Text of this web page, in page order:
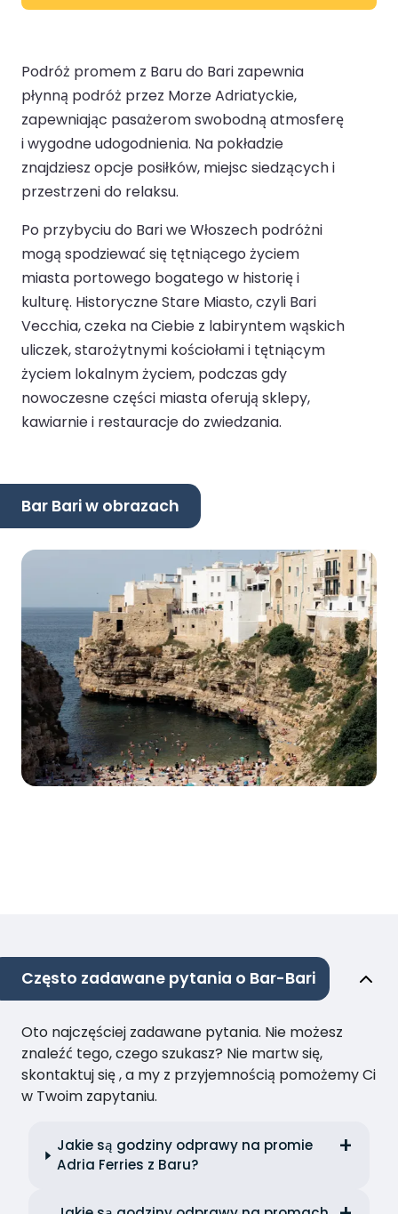
Podróż promem z Baru do Bari zapewnia
płynną podróż przez Morze Adriatyckie,
zapewniając pasażerom swobodną atmosferę
i wygodne udogodnienia. Na pokładzie
znajdziesz opcje posiłków, miejsc siedzących i
przestrzeni do relaksu.
Po przybyciu do Bari we Włoszech podróżni
mogą spodziewać się tętniącego życiem
miasta portowego bogatego w historię i
kulturę. Historyczne Stare Miasto, czyli Bari
Vecchia, czeka na Ciebie z labiryntem wąskich
uliczek, starożytnymi kościołami i tętniącym
życiem lokalnym życiem, podczas gdy
nowoczesne części miasta oferują sklepy,
kawiarnie i restauracje do zwiedzania.
Bar Bari w obrazach
Często zadawane pytania o Bar-Bari
Oto najczęściej zadawane pytania. Nie możesz
znaleźć tego, czego szukasz? Nie martw się,
skontaktuj się , a my z przyjemnością pomożemy Ci
w Twoim zapytaniu.
Jakie są godziny odprawy na promie
Adria Ferries z Baru?